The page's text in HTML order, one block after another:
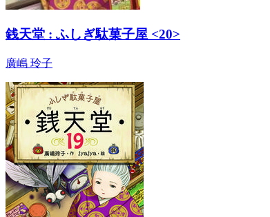
銭天堂 : ふしぎ駄菓子屋 <20>
廣嶋 玲子